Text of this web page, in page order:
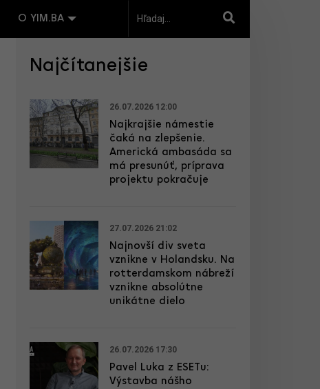
O YIM.BA
Najčítanejšie
26.07.2026 12:00
Najkrajšie námestie
čaká na zlepšenie.
Americká ambasáda sa
má presunúť, príprava
projektu pokračuje
27.07.2026 21:02
Najnovší div sveta
vznikne v Holandsku. Na
rotterdamskom nábreží
vznikne absolútne
unikátne dielo
26.07.2026 17:30
Pavel Luka z ESETu:
Výstavba nášho